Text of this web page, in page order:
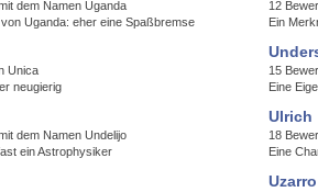
dem Namen Uganda
Uganda: eher eine Spaßbremse
12
Ein
Unica
neugierig
15
Eine
dem Namen Undelijo
ein Astrophysiker
Ulrich
18
Eine
Uzarro